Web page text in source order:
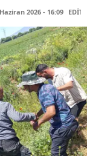
2026 - 16:09